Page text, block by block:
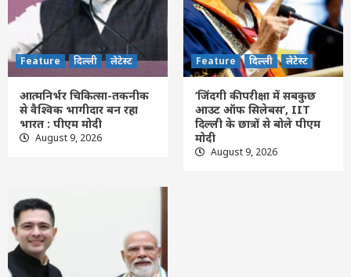
4
Feature दिल्ली लेटेस्ट
‘जिंदगी की परीक्षा में सबकुछ आउट ऑफ सिलेबस’,
IIT दिल्ली के छात्रों से बोले पीएम मोदी
Feature दिल्ली
राघव चड्ढा ने पीएम मोदी को भेंट की भगवान गणेश
की मूर्ति, मुलाकात को बताया यादगार
Feature दिल्ली लेटेस्ट
आत्मनिर्भर चिकित्सा-तकनीक
से वैश्विक भागीदार बन रहा
भारत : पीएम मोदी
August 9, 2026
Feature दिल्ली लेटेस्ट
‘जिंदगी की परीक्षा में सबकुछ
आउट ऑफ सिलेबस’, IIT
दिल्ली के छात्रों से बोले पीएम
मोदी
August 9, 2026